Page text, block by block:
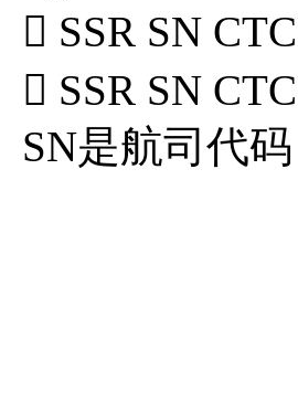
 SSR SN
 SSR SN
SN是航司代码